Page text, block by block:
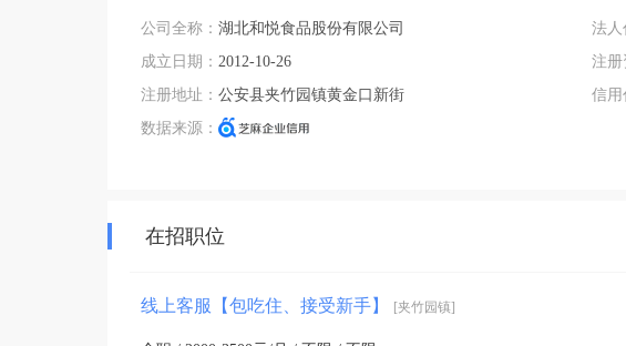
公司全称： 湖北和悦食品股份有限公司
成立日期： 2012-10-26
注册地址： 公安县夹竹园镇黄金口新街
数据来源：
法人
注册
信用
在招职位
线上客服【包吃住、接受新手】 [夹竹园镇]